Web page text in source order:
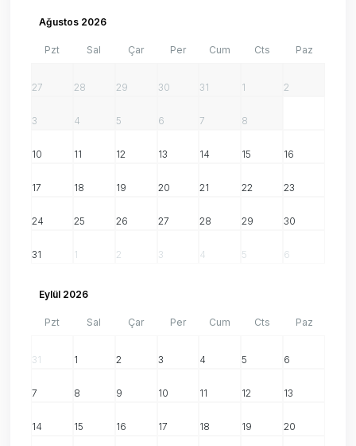
Ağustos 2026
Pzt Sal Çar Per Cum Cts Paz
27 28 29 30 31 1 2
3 4 5 6 7 8
10 11 12 13 14 15 16
17 18 19 20 21 22 23
24 25 26 27 28 29 30
31 1 2 3 4 5 6
Eylül 2026
Pzt Sal Çar Per Cum Cts Paz
31 1 2 3 4 5 6
7 8 9 10 11 12 13
14 15 16 17 18 19 20